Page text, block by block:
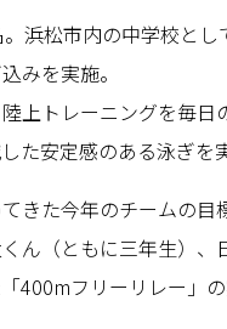
浜松市内の中学校と
みを実施。
上トレーニングを毎日
た安定感のある泳ぎを
きた今年のチームの
ん（ともに三年生）
400mフリーリレー」